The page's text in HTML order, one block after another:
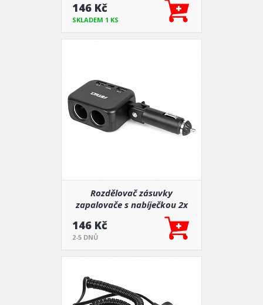
146 Kč
SKLADEM 1 KS
Rozdělovač zásuvky
zapalovače s nabíječkou 2x
USB-A 1x USB-C 12V 24V 100W
180° AMIO-04357
146 Kč
2-5 DNŮ